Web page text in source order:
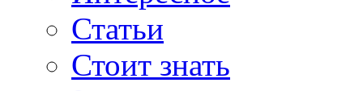
Статьи
Стоит знать